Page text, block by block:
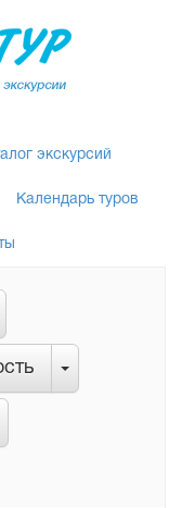
экскурсий
Календарь туров